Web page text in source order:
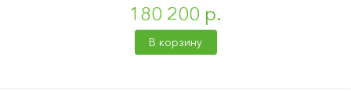
180 200 р.
В корзину